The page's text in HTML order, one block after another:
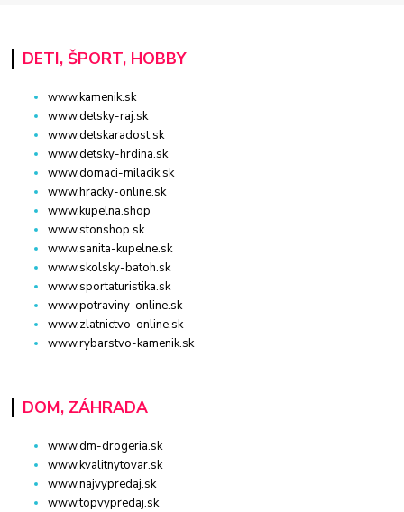
DETI, ŠPORT, HOBBY
www.kamenik.sk
www.detsky-raj.sk
www.detskaradost.sk
www.detsky-hrdina.sk
www.domaci-milacik.sk
www.hracky-online.sk
www.kupelna.shop
www.stonshop.sk
www.sanita-kupelne.sk
www.skolsky-batoh.sk
www.sportaturistika.sk
www.potraviny-online.sk
www.zlatnictvo-online.sk
www.rybarstvo-kamenik.sk
DOM, ZÁHRADA
www.dm-drogeria.sk
www.kvalitnytovar.sk
www.najvypredaj.sk
www.topvypredaj.sk